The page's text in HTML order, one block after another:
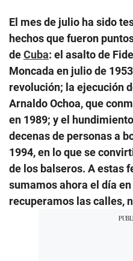
El mes de julio ha sido
hechos que fueron
deCuba: el asalto de
Moncada en julio de
revolución; la ejecución
Arnaldo Ochoa, que
en 1989; y el
decenas de personas a
1994, en lo que se
de los balseros. A estas
sumamos ahora el día
recuperamos las calles,